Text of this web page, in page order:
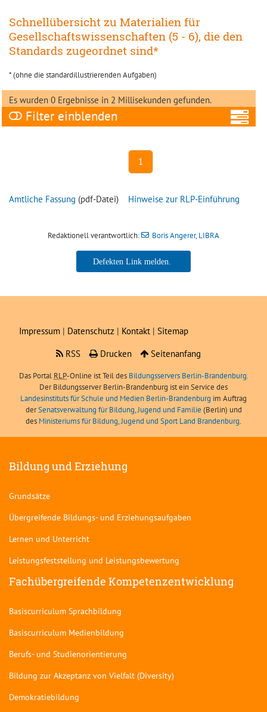
Schnellübersicht zu Materialien für
Gesellschaftswissenschaften (5 - 6), die den
Standards zugeordnet sind*
* (ohne die standardillustrierenden Aufgaben)
Es wurden 0 Ergebnisse in 2 Millisekunden gefunden.
Filter
1
Amtliche Fassung (pdf-Datei) Hinweise zur RLP-Einführung
Redaktionell verantwortlich: Boris Angerer, LIBRA
Boris Angerer, LIBRA
Impressum | Datenschutz | Kontakt | Sitemap
RSS
Drucken Seitenanfang
Das Portal RLP-Online ist Teil des Bildungsservers Berlin-Brandenburg.
Der Bildungsserver Berlin-Brandenburg ist ein Service des
Landesinstituts für Schule und Medien Berlin-Brandenburg im Auftrag
derSenatsverwaltung für Bildung, Jugend und Familie (Berlin) und
des Ministeriums für Bildung, Jugend und Sport Land Brandenburg.
Bildung und Erziehung
Grundsätze
Übergreifende Bildungs- und Erziehungsaufgaben
Lernen und Unterricht
Leistungsfeststellung und Leistungsbewertung
Fachübergreifende Kompetenzentwicklung
Basiscurriculum Sprachbildung
Basiscurriculum Medienbildung
Berufs- und Studienorientierung
Bildung zur Akzeptanz von Vielfalt (Diversity)
Demokratiebildung